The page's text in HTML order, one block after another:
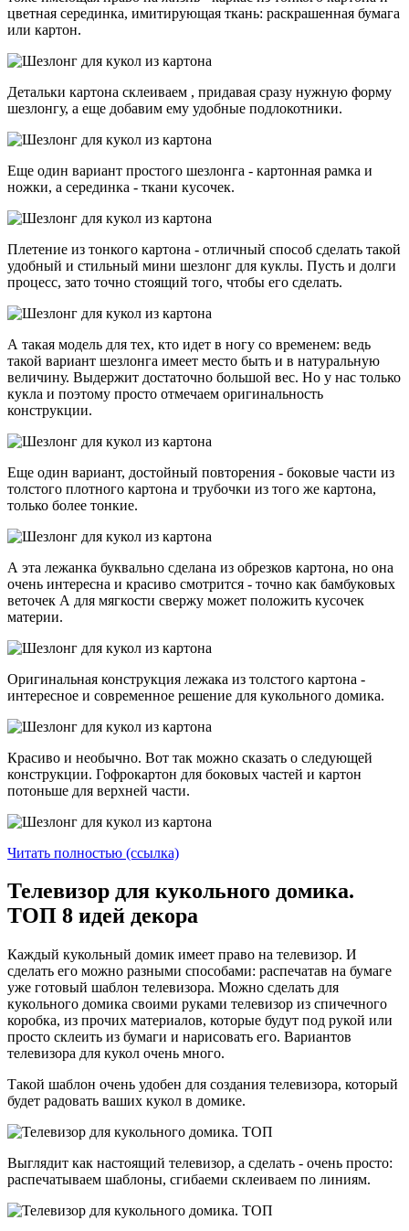
цветная серединка, имитирующая ткань: раскрашенная бумага
или картон.
Детальки картона склеиваем , придавая сразу нужную форму
шезлонгу, а еще добавим ему удобные подлокотники.
Еще один вариант простого шезлонга - картонная рамка и
ножки, а серединка - ткани кусочек.
Плетение из тонкого картона - отличный способ сделать такой
удобный и стильный мини шезлонг для куклы. Пусть и долги
процесс, зато точно стоящий того, чтобы его сделать.
А такая модель для тех, кто идет в ногу со временем: ведь
такой вариант шезлонга имеет место быть и в натуральную
величину. Выдержит достаточно большой вес. Но у нас только
кукла и поэтому просто отмечаем оригинальность
конструкции.
Еще один вариант, достойный повторения - боковые части из
толстого плотного картона и трубочки из того же картона,
только более тонкие.
А эта лежанка буквально сделана из обрезков картона, но она
очень интересна и красиво смотрится - точно как бамбуковых
веточек А для мягкости свержу может положить кусочек
материи.
Оригинальная конструкция лежака из толстого картона -
интересное и современное решение для кукольного домика.
Красиво и необычно. Вот так можно сказать о следующей
конструкции. Гофрокартон для боковых частей и картон
потоньше для верхней части.
Читать полностью (ссылка)
Телевизор для кукольного домика.
ТОП 8 идей декора
Каждый кукольный домик имеет право на телевизор. И
сделать его можно разными способами: распечатав на бумаге
уже готовый шаблон телевизора. Можно сделать для
кукольного домика своими руками телевизор из спичечного
коробка, из прочих материалов, которые будут под рукой или
просто склеить из бумаги и нарисовать его. Вариантов
телевизора для кукол очень много.
Такой шаблон очень удобен для создания телевизора, который
будет радовать ваших кукол в домике.
Выглядит как настоящий телевизор, а сделать - очень просто:
распечатываем шаблоны, сгибаеми склеиваем по линиям.